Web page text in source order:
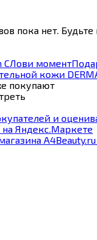
пока нет.
СЛови момент
кожи
покупают